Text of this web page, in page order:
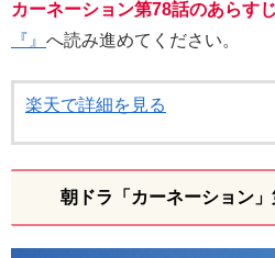
カーネーション第78話のあらす
『』 へ読み進めてください。
楽天で詳細を見る
朝ドラ「カーネーション